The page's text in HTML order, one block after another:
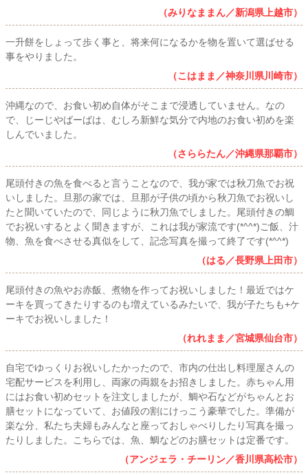
（みりなままん／新潟県上越市）
一升餅をしょって歩く事と、将来何になるかを物を置いて選ばせる
事をやりました。
（こはまま／神奈川県川崎市）
沖縄なので、お食い初め自体がそこまで浸透していません。なの
で、じーじやばーばは、むしろ新鮮な気分で内地のお食い初めを楽
しんでいました。
（さららたん／沖縄県那覇市）
尾頭付きの魚を食べると言うことなので、我が家では秋刀魚でお祝
いしました。旦那の家では、旦那が子供の頃から秋刀魚でお祝いし
たと聞いていたので、同じように秋刀魚でしました。尾頭付きの鯛
でお祝いするとよく聞きますが、これは我が家流です(*^^*)ご飯、汁
物、魚を食べさせる真似をして、記念写真を撮って終了です(*^^*)
（はる／長野県上田市）
尾頭付きの魚やお赤飯、煮物を作ってお祝いしました！最近ではケ
ーキを買ってきたりするのも増えているみたいで、我が子たちも+ケ
ーキでお祝いしました！
（れれまま／宮城県仙台市）
自宅でゆっくりお祝いしたかったので、市内の仕出し料理屋さんの
宅配サービスを利用し、両家の両親をお招きしました。赤ちゃん用
にはお食い初めセットを注文しましたが、鯛や石などがちゃんとお
膳セットになっていて、お値段の割にけっこう豪華でした。準備が
楽な分、私たち夫婦もみんなと座っておしゃべりしたり写真を撮っ
たりしました。こちらでは、魚、鯛などのお膳セットは定番です。
（アンジェラ・チーリン／香川県高松市）